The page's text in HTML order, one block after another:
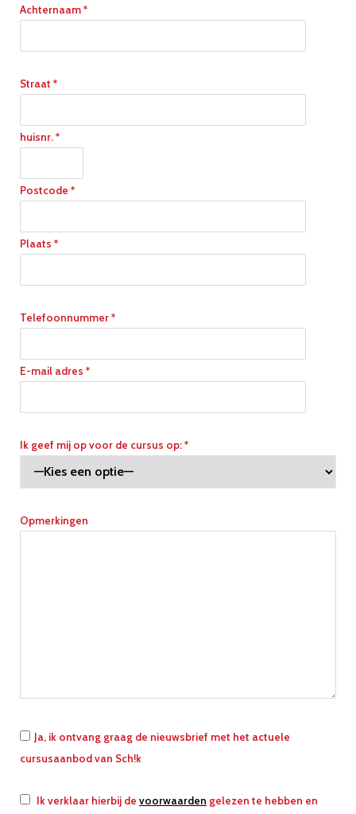
Achternaam *
Straat *
huisnr. *
Postcode *
Plaats *
Telefoonnummer *
E-mail adres *
Ik geef mij op voor de cursus op: *
Opmerkingen
Ja, ik ontvang graag de nieuwsbrief met het actuele
cursusaanbod van Sch!k
Ik verklaar hierbij de voorwaarden gelezen te hebben en